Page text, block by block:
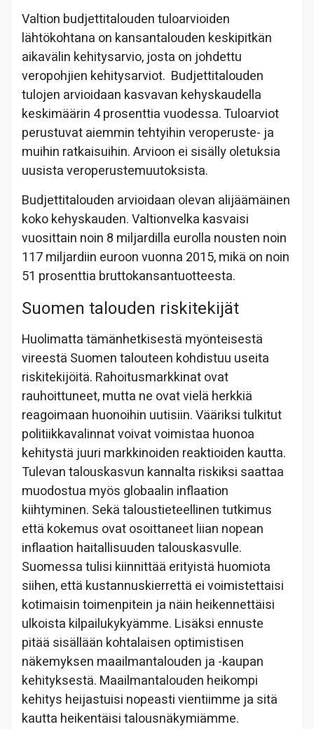
Valtion budjettitalouden tuloarvioiden
lähtökohtana on kansantalouden keskipitkän
aikavälin kehitysarvio, josta on johdettu
veropohjien kehitysarviot. Budjettitalouden
tulojen arvioidaan kasvavan kehyskaudella
keskimäärin 4 prosenttia vuodessa. Tuloarviot
perustuvat aiemmin tehtyihin veroperuste- ja
muihin ratkaisuihin. Arvioon ei sisälly oletuksia
uusista veroperustemuutoksista.
Budjettitalouden arvioidaan olevan alijäämäinen
koko kehyskauden. Valtionvelka kasvaisi
vuosittain noin 8 miljardilla eurolla nousten noin
117 miljardiin euroon vuonna 2015, mikä on noin
51 prosenttia bruttokansantuotteesta.
Suomen talouden riskitekijät
Huolimatta tämänhetkisestä myönteisestä
vireestä Suomen talouteen kohdistuu useita
riskitekijöitä. Rahoitusmarkkinat ovat
rauhoittuneet, mutta ne ovat vielä herkkiä
reagoimaan huonoihin uutisiin. Vääriksi tulkitut
politiikkavalinnat voivat voimistaa huonoa
kehitystä juuri markkinoiden reaktioiden kautta.
Tulevan talouskasvun kannalta riskiksi saattaa
muodostua myös globaalin inflaation
kiihtyminen. Sekä taloustieteellinen tutkimus
että kokemus ovat osoittaneet liian nopean
inflaation haitallisuuden talouskasvulle.
Suomessa tulisi kiinnittää erityistä huomiota
siihen, että kustannuskierrettä ei voimistettaisi
kotimaisin toimenpitein ja näin heikennettäisi
ulkoista kilpailukykyämme. Lisäksi ennuste
pitää sisällään kohtalaisen optimistisen
näkemyksen maailmantalouden ja -kaupan
kehityksestä. Maailmantalouden heikompi
kehitys heijastuisi nopeasti vientiimme ja sitä
kautta heikentäisi talousnäkymiämme.